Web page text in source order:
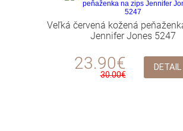
Veľká červená kožená
Jennifer Jones 5247
23.90€
30.00€
DETAIL